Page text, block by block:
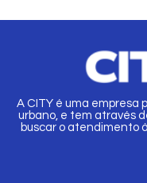
A CITY é uma empresa
urbano, e tem através
buscar o atendimento